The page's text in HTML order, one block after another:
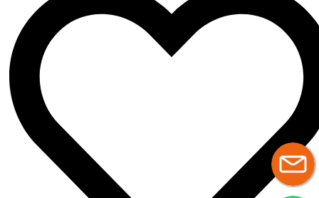
Tu carrito te espera
Si ahora no es buen momento, no pasa nada. Déjanos tu correo y
retomamos la compra cuando quieras.
cerrar